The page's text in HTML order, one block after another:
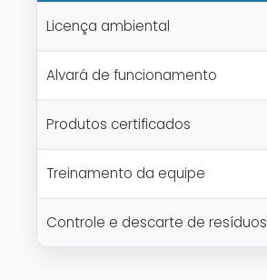
Licença ambiental
Alvará de funcionamento
Produtos certificados
Treinamento da equipe
Controle e descarte de resíduos